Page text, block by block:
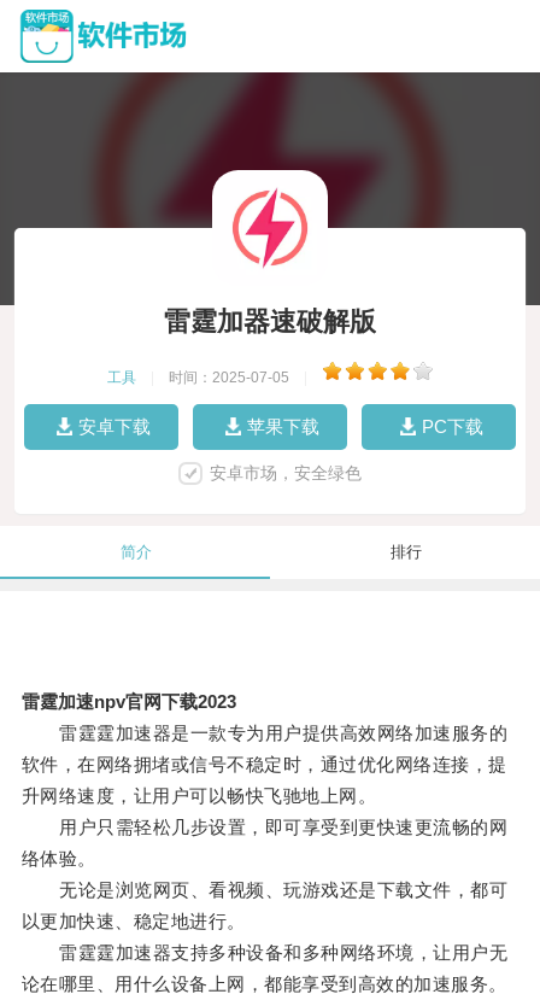
雷霆加器速破解版
工具 时间：2025-07-05
安卓下载 苹果下载 PC下载
安卓市场，安全绿色
简介 排行
雷霆加速npv官网下载2023
雷霆霆加速器是一款专为用户提供高效网络加速服务的
软件，在网络拥堵或信号不稳定时，通过优化网络连接，提
升网络速度，让用户可以畅快飞驰地上网。
用户只需轻松几步设置，即可享受到更快速更流畅的网
络体验。
无论是浏览网页、看视频、玩游戏还是下载文件，都可
以更加快速、稳定地进行。
雷霆霆加速器支持多种设备和多种网络环境，让用户无
论在哪里、用什么设备上网，都能享受到高效的加速服务。